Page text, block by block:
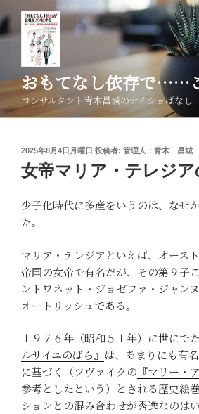
ン
テ
へ
ス
おもてなし依存で……
コンサルタント青木昌城のナイショばなし
投
稿
日:
2025年8月4日月曜日 投稿者: 管理人：青木 昌城
女帝マリア・テレジア
少子化時代に多産をいうのは、なぜ
た。
マリア・テレジアといえば、オース
帝国の女帝で有名だが、その第９子
ントワネット・ジョゼファ・ジャン
オートリッシュである。
１９７６年（昭和５１年）に世にでた
ルサイユのばら』 は、あまりにも有
に基づく（ツヴァイクの 『マリー・
参考としたという）とされる歴史絵
ションとの混み合わせが秀逸なのは